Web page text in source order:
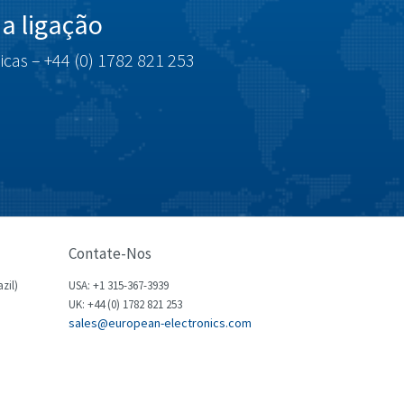
Chessell
Cincinnati Milacron
4,098
Cognex
Comau
ligação
– +44 (0) 1782 821 253
Contate-Nos
USA: +1 315-367-3939
UK: +44 (0) 1782 821 253
sales@european-electronics.com